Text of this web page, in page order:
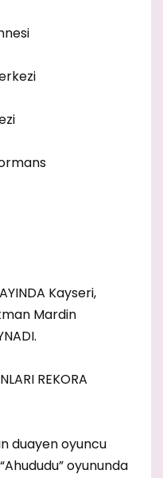
Kayseri,
Mardin
REKORA
duayen oyuncu
oyununda